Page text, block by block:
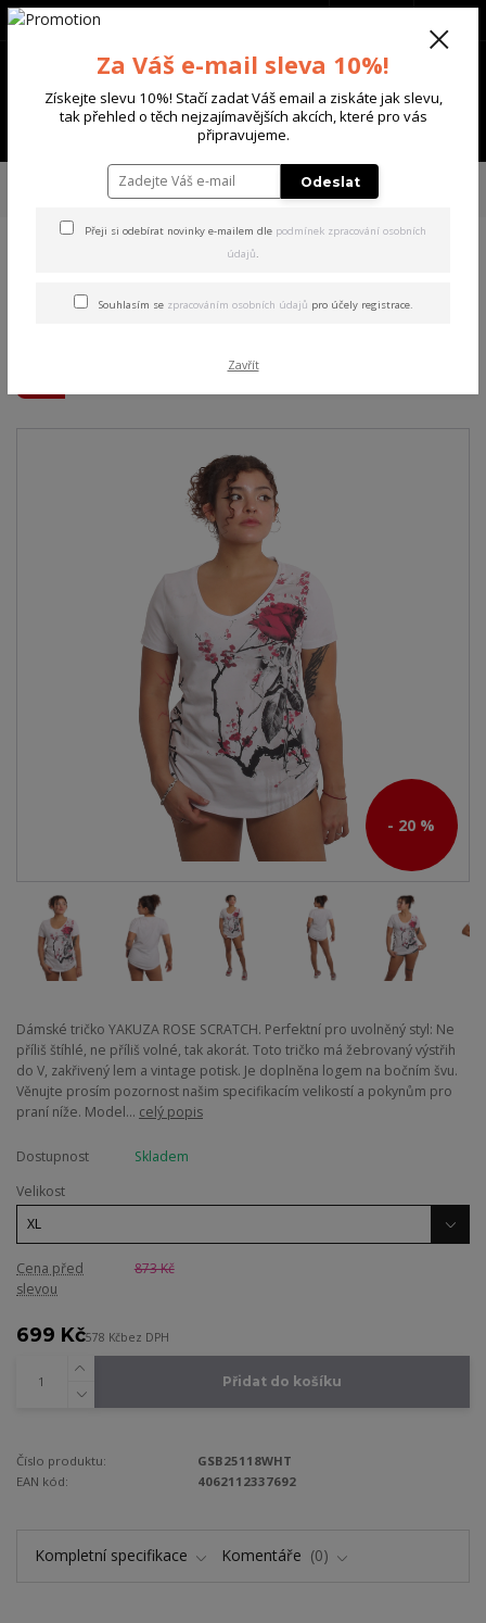
Menu
+420 702 136 620
TRIČKA & TÍLKA
Yakuza dámské tílko Rose Scratch
Curved V Neck T-Shirt white XL
Scratch Curved V Neck T-
- 20 %
Dámské tričko YAKUZA ROSE SCRATCH. Perfektní pro uvolněný styl: Ne
příliš štíhlé, ne příliš volné, tak akorát. Toto tričko má žebrovaný výstřih
do V, zakřivený lem a vintage potisk. Je doplněna logem na bočním švu.
Věnujte prosím pozornost našim specifikacím velikostí a pokynům pro
praní níže. Model... celý popis
Dostupnost
Skladem
Velikost
Cena před
slevou
873 Kč
699 Kč578 Kčbez DPH
Přidat do košíku
Číslo produktu:
GSB25118WHT
EAN kód:
4062112337692
Kompletní specifikace Komentáře 0
Za Váš e-mail sleva 10%!
Získejte slevu 10%! Stačí zadat Váš email a ziskáte jak slevu,
tak přehled o těch nejzajímavějších akcích, které pro vás
připravujeme.
Odeslat
Přeji si odebírat novinky e-mailem dle podmínek zpracování osobních
údajů.
Souhlasím se zpracováním osobních údajů pro účely registrace.
Zavřít